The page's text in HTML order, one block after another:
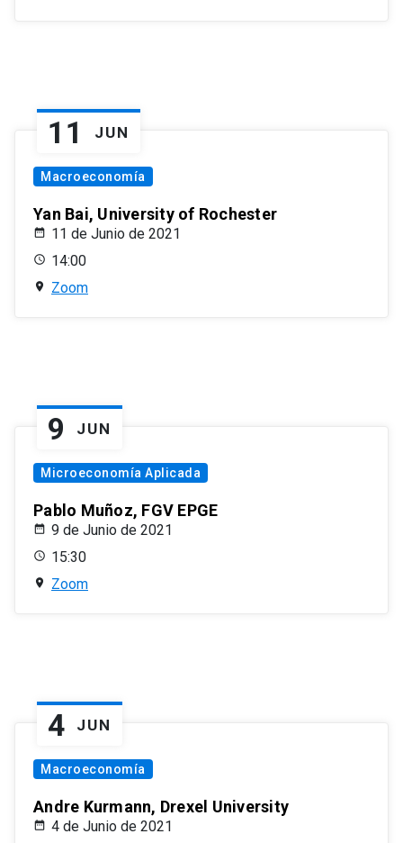
11 JUN
Macroeconomía
Yan Bai, University of Rochester
11 de Junio de 2021
14:00
Zoom
9 JUN
Microeconomía Aplicada
Pablo Muñoz, FGV EPGE
9 de Junio de 2021
15:30
Zoom
4 JUN
Macroeconomía
Andre Kurmann, Drexel University
4 de Junio de 2021